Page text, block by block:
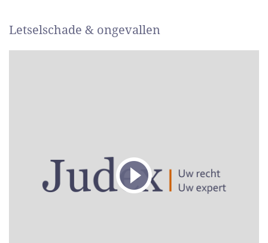
Letselschade & ongevallen